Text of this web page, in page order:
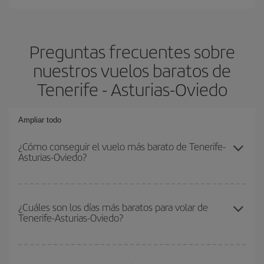
Preguntas frecuentes sobre
nuestros vuelos baratos de
Tenerife - Asturias-Oviedo
Ampliar todo
¿Cómo conseguir el vuelo más barato de Tenerife-
Asturias-Oviedo?
dest y conseguir el vuelo más barato si evitas temporadas altas,
compras con antelación y puedes ser flexible con las fechas y
¿Cuáles son los días más baratos para volar de
Tenerife-Asturias-Oviedo?